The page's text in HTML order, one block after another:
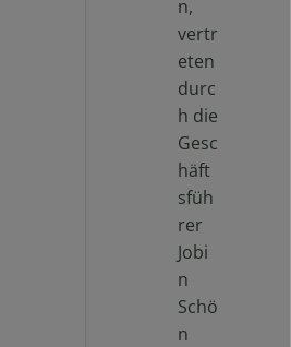
n,
vertr
eten
durc
h die
Gesc
häft
sfüh
rer
Jobi
n
Schö
n